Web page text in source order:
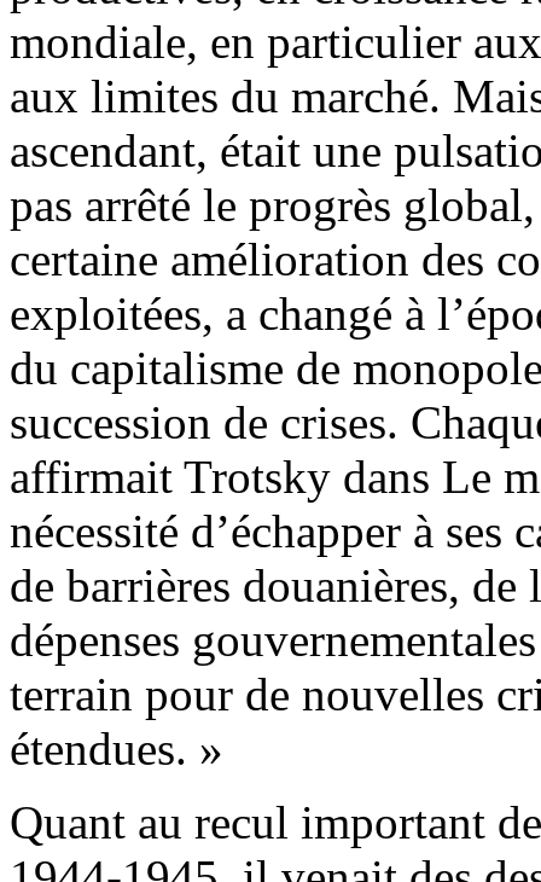
mondiale, en particulier
aux limites du marché.
ascendant, était une
pas arrêté le progrès
certaine amélioration des
exploitées, a changé à
du capitalisme de
succession de crises.
affirmait Trotsky dans Le
nécessité d’échapper à ses
de barrières douanières,
dépenses
terrain pour de nouvelles
étendues. »
Quant au recul important